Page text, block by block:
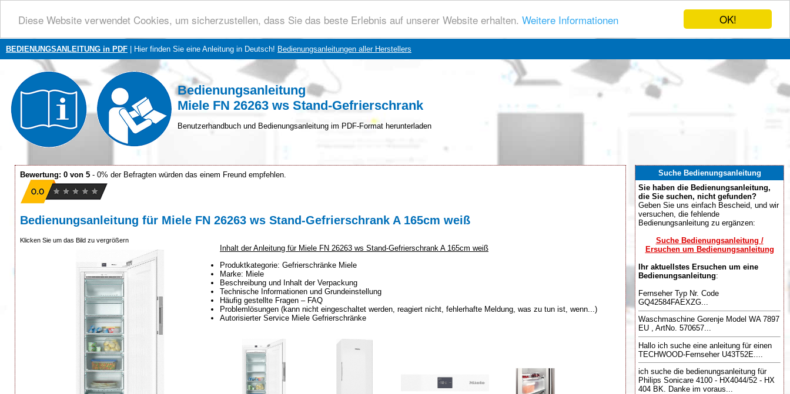
OK!
Diese Website verwendet Cookies, um sicherzustellen, dass Sie das beste Erlebnis auf unserer Website erhalten. Weitere Informationen
BEDIENUNGSANLEITUNG in PDF | Hier finden Sie eine Anleitung in Deutsch! Bedienungsanleitungen aller Herstellers
Bedienungsanleitung
Miele FN 26263 ws Stand-Gefrierschrank
Benutzerhandbuch und Bedienungsanleitung im PDF-Format herunterladen
Bewertung: 0 von 5 - 0% der Befragten würden das einem Freund empfehlen.
Bedienungsanleitung für Miele FN 26263 ws Stand-Gefrierschrank A 165cm weiß
Klicken Sie um das Bild zu vergrößern
Inhalt der Anleitung für Miele FN 26263 ws Stand-Gefrierschrank A 165cm weiß
Produktkategorie: Gefrierschränke Miele
Marke: Miele
Beschreibung und Inhalt der Verpackung
Technische Informationen und Grundeinstellung
Häufig gestellte Fragen – FAQ
Problemlösungen (kann nicht eingeschaltet werden, reagiert nicht, fehlerhafte Meldung, was zu tun ist, wenn...)
Autorisierter Service Miele Gefrierschränke
Suche Bedienungsanleitung
Sie haben die Bedienungsanleitung,
die Sie suchen, nicht gefunden?
Geben Sie uns einfach Bescheid, und wir
versuchen, die fehlende
Bedienungsanleitung zu ergänzen:
Suche Bedienungsanleitung /
Ersuchen um Bedienungsanleitung
Ihr aktuellstes Ersuchen um eine
Bedienungsanleitung:
Fernseher Typ Nr. Code
GQ42584FAEXZG...
Waschmaschine Gorenje Model WA 7897
EU , ArtNo. 570657...
Hallo ich suche eine anleitung für einen
TECHWOOD-Fernseher U43T52E....
ich suche die bedienungsanleitung für
Philips Sonicare 4100 - HX4044/52 - HX
404 BK. Danke im voraus...